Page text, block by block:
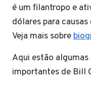
é um filantropo e
dólares para
Veja mais sobre
Aqui estão
importantes de Bill